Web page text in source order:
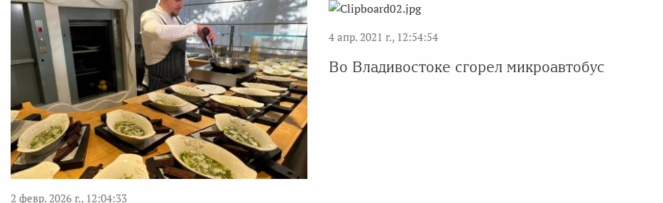
2 февр. 2026 г., 12:04:33
4 апр. 2021 г., 12:54:54
Во Владивостоке сгорел микроавтобус